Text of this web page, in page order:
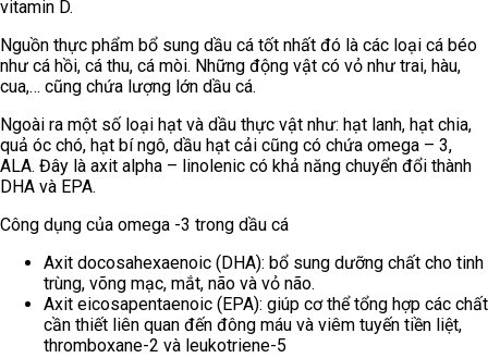
vitamin D.
Nguồn thực phẩm bổ sung dầu cá tốt nhất đó là các loại cá béo
như cá hồi, cá thu, cá mòi. Những động vật có vỏ như trai, hàu,
cua,… cũng chứa lượng lớn dầu cá.
Ngoài ra một số loại hạt và dầu thực vật như: hạt lanh, hạt chia,
quả óc chó, hạt bí ngô, dầu hạt cải cũng có chứa omega – 3,
ALA. Đây là axit alpha – linolenic có khả năng chuyển đổi thành
DHA và EPA.
Công dụng của omega -3 trong dầu cá
Axit docosahexaenoic (DHA): bổ sung dưỡng chất cho tinh
trùng, võng mạc, mắt, não và vỏ não.
Axit eicosapentaenoic (EPA): giúp cơ thể tổng hợp các chất
cần thiết liên quan đến đông máu và viêm tuyến tiền liệt,
thromboxane-2 và leukotriene-5